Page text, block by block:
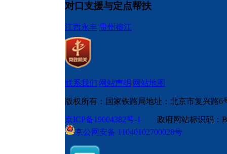
对口支援与定点帮扶
江西永丰 贵州榕江
联系我们|网站声明|网站地图
版权所有：国家铁路局地址：北京市复兴路6
京ICP备19004382号-1
政府网站标识码
京公网安备 11040102700028号